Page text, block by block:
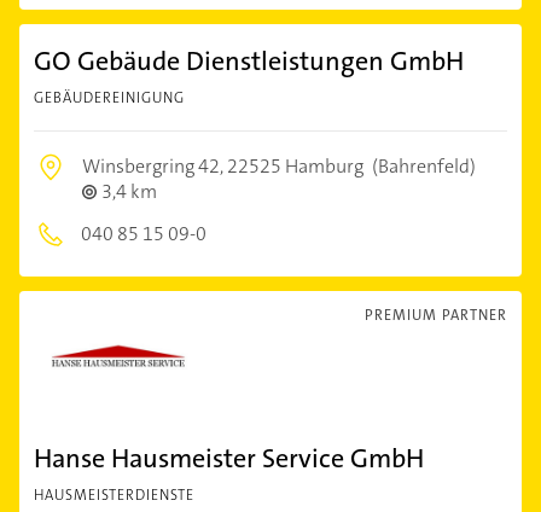
GO Gebäude Dienstleistungen GmbH
GEBÄUDEREINIGUNG
Winsbergring 42,22525 Hamburg (Bahrenfeld)
3,4 km
040 85 15 09-0
PREMIUM PARTNER
Hanse Hausmeister Service GmbH
HAUSMEISTERDIENSTE